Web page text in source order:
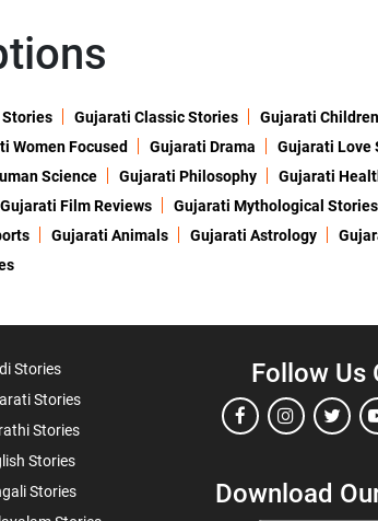
Gujarati Classic Stories
Gujarati
Women Focused Gujarati Drama
Gujarati Love
Science Gujarati Philosophy
Gujarati
Gujarati Film Reviews
Gujarati Mythological Stories
Gujarati Animals Gujarati Astrology
Stories
Stories
Stories
Stories
Stories
Follow Us
Download